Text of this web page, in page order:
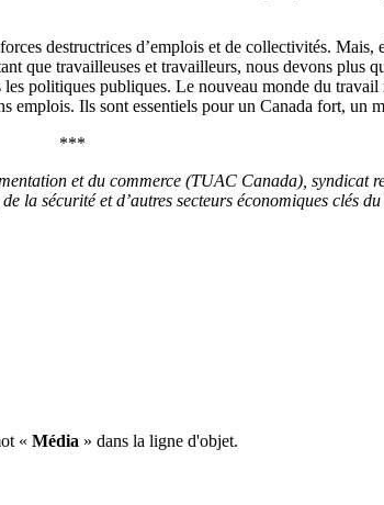
destructrices d’emplois et de collectivités.
que travailleuses et travailleurs, nous devons plus
politiques publiques. Le nouveau monde du
Ils sont essentiels pour un Canada fort, un
***
et du commerce (TUAC Canada), syndicat
la sécurité et d’autres secteurs économiques clés
« Média » dans la ligne d'objet.